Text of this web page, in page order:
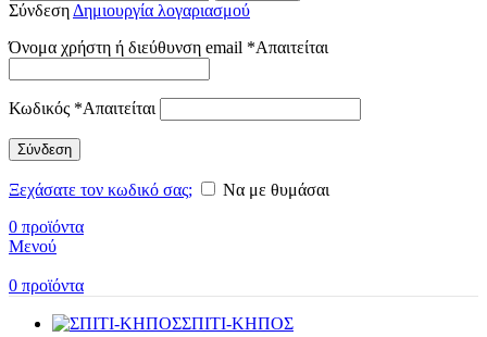
Σύνδεση Δημιουργία λογαριασμού
Όνομα χρήστη ή διεύθυνση email *Απαιτείται
Κωδικός *Απαιτείται
Σύνδεση
Ξεχάσατε τον κωδικό σας;
Να με θυμάσαι
0 προϊόντα
Μενού
0 προϊόντα
ΣΠΙΤΙ-ΚΗΠΟΣ